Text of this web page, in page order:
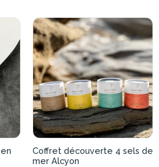
Coffret découverte 4 sels de
mer Alcyon